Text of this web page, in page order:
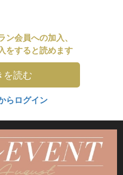
会員への加入、
をすると読めます
を読む
らログイン